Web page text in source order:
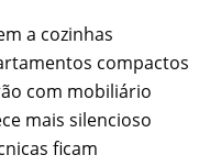
a cozinhas
compactos
com mobiliário
mais silencioso
ficam